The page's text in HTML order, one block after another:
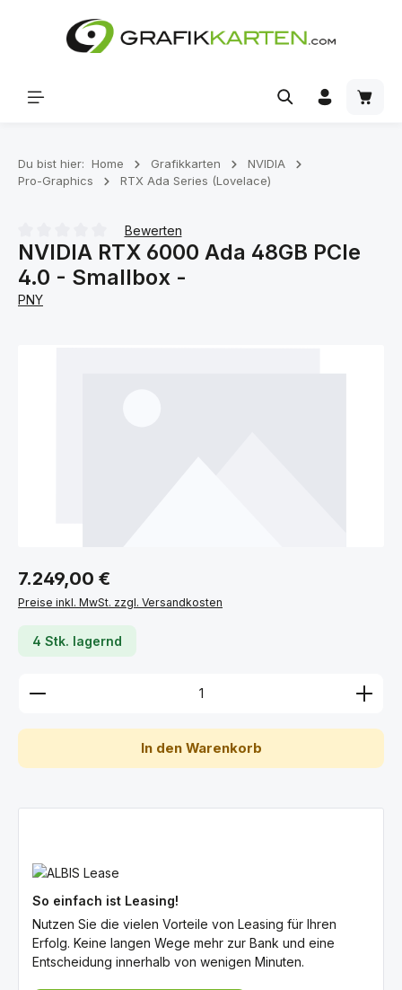
Zum Hauptinhalt springen
Du bist hier: Home Grafikkarten
NVIDIA
Pro-Graphics
RTX Ada Series (Lovelace)
Durchschnittliche Bewertung von 0 von 5 Sternen
Bewerten
NVIDIA RTX 6000 Ada 48GB PCIe
4.0 - Smallbox -
PNY
Regulärer Preis:
7.249,00 €
Preise inkl. MwSt. zzgl. Versandkosten
4 Stk. lagernd
Produkt Anzahl: Gib den gewünschten Wert ein
In den Warenkorb
So einfach ist Leasing!
Nutzen Sie die vielen Vorteile von Leasing für Ihren
Erfolg. Keine langen Wege mehr zur Bank und eine
Entscheidung innerhalb von wenigen Minuten.